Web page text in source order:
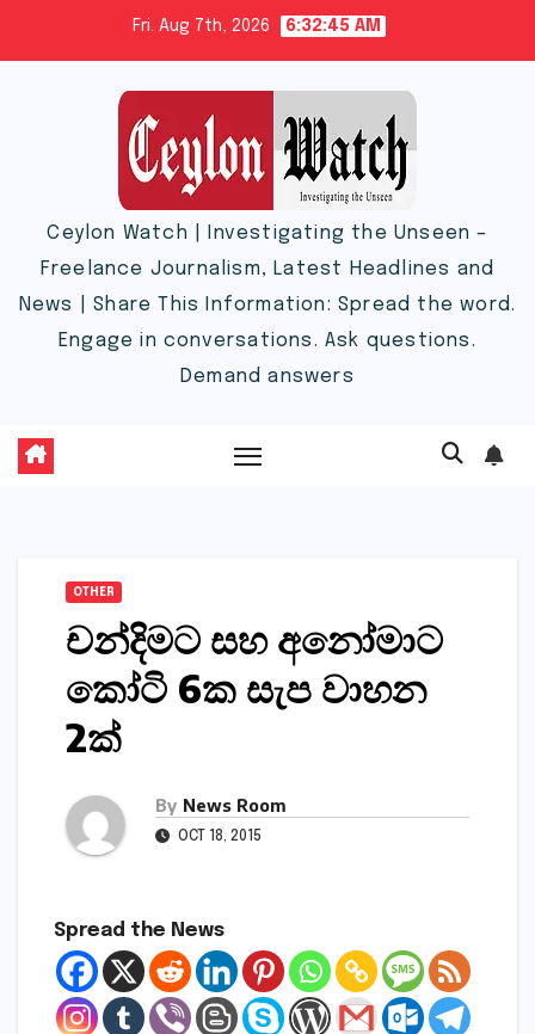
Fri. Aug 7th, 2026 6:32:46 AM
Ceylon Watch | Investigating the Unseen –
Freelance Journalism, Latest Headlines and
News | Share This Information: Spread the word.
Engage in conversations. Ask questions.
Demand answers
OTHER
චන්දිමට සහ අනෝමාට
කෝටි 6ක සැප වාහන
2ක්‌
By News Room
OCT 18, 2015
Spread the News